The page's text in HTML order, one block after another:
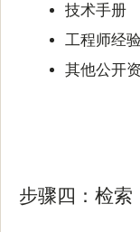
技术手册
工程师经验
其他公开
步骤四：检索